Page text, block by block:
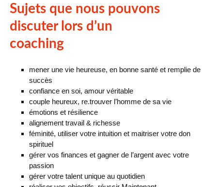
Sujets que nous pouvons
discuter lors d’un
coaching
mener une vie heureuse, en bonne santé et remplie de
succès
confiance en soi, amour véritable
couple heureux, re.trouver l’homme de sa vie
émotions et résilience
alignement travail & richesse
féminité, utiliser votre intuition et maitriser votre don
spirituel
gérer vos finances et gagner de l’argent avec votre
passion
gérer votre talent unique au quotidien